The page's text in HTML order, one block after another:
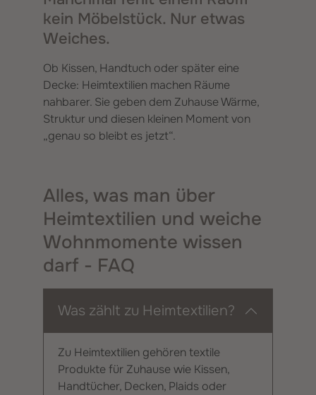
kein Möbelstück. Nur etwas
Weiches.
Ob Kissen, Handtuch oder später eine
Decke: Heimtextilien machen Räume
nahbarer. Sie geben dem Zuhause Wärme,
Struktur und diesen kleinen Moment von
„genau so bleibt es jetzt“.
Alles, was man über
Heimtextilien und weiche
Wohnmomente wissen
darf - FAQ
Was zählt zu Heimtextilien?
Zu Heimtextilien gehören textile
Produkte für Zuhause wie Kissen,
Handtücher, Decken, Plaids oder